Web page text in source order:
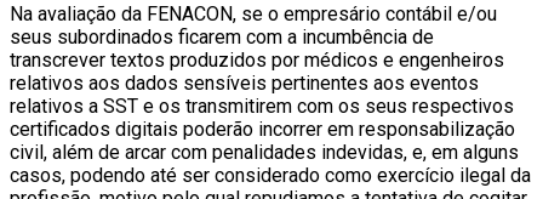
Na avaliação da FENACON, se o empresário contábil e/ou
seus subordinados ficarem com a incumbência de
transcrever textos produzidos por médicos e engenheiros
relativos aos dados sensíveis pertinentes aos eventos
relativos a SST e os transmitirem com os seus respectivos
certificados digitais poderão incorrer em responsabilização
civil, além de arcar com penalidades indevidas, e, em alguns
casos, podendo até ser considerado como exercício ilegal da